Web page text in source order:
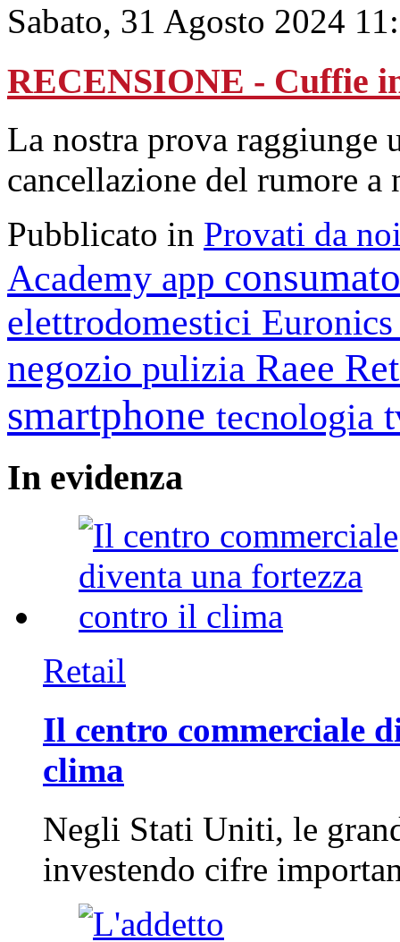
Sabato, 31 Agosto 2024
RECENSIONE - Cuffie
La nostra prova raggiunge
cancellazione del rumore
Pubblicato in Provati da
Academy app
elettrodomestici
negozio pulizia Raee
smartphone tecnologia
In evidenza
Retail
Il centro commerciale
clima
Negli Stati Uniti, le
investendo cifre